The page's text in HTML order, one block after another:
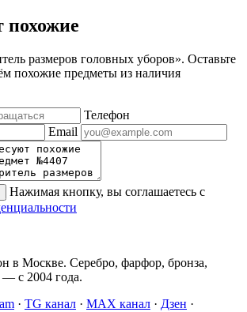
похожие
размеров головных уборов». Оставьте
похожие предметы из наличия
Телефон
Email
Нажимая кнопку, вы соглашаетесь с
в Москве. Серебро, фарфор, бронза,
с 2004 года.
· TG канал · MAX канал · Дзен ·